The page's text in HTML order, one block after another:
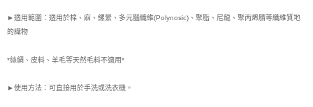
►適用範圍：適用於棉、麻、縲縈、多元腦纖維(Polynosic)、聚脂、尼龍、聚丙烯腈等纖維質地
的織物
*絲綢、皮料、羊毛等天然毛料不適用*
►使用方法：可直接用於手洗或洗衣機。